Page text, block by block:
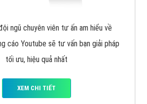
ngũ chuyên viên tư ấn am hiểu về
cáo Youtube sẽ tư vấn bạn giải pháp
tối ưu, hiệu quả nhất
XEM CHI TIẾT